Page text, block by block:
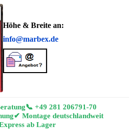
Höhe & Breite an:
info@marbex.de
📞 +49 281 206791-70
✔ Montage deutschlandweit
ab Lager